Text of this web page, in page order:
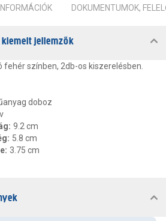
DOKUMENTUMOK,
jellemzők
fehér színben, 2db-os kiszerelésben.
doboz
: 9.2 cm
: 5.8 cm
: 3.75 cm